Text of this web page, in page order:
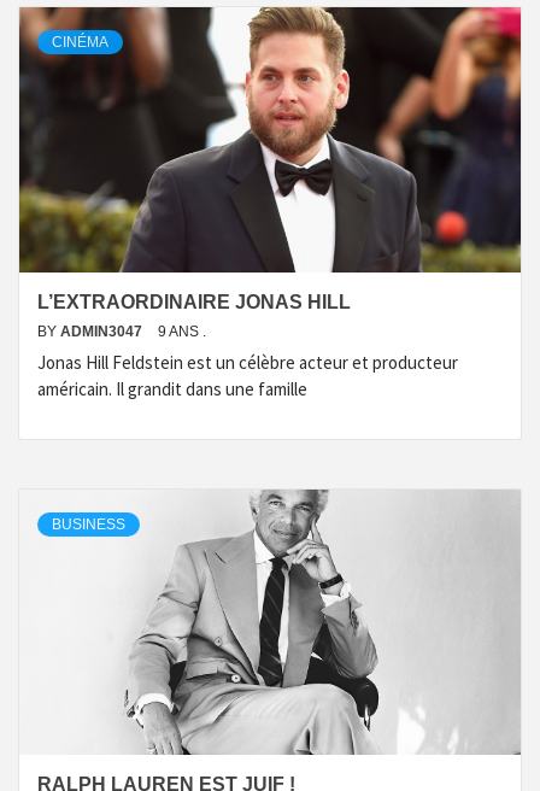
CINÉMA
L’EXTRAORDINAIRE JONAS HILL
BY ADMIN3047 9 ANS .
Jonas Hill Feldstein est un célèbre acteur et producteur
américain. Il grandit dans une famille
BUSINESS
RALPH LAUREN EST JUIF !